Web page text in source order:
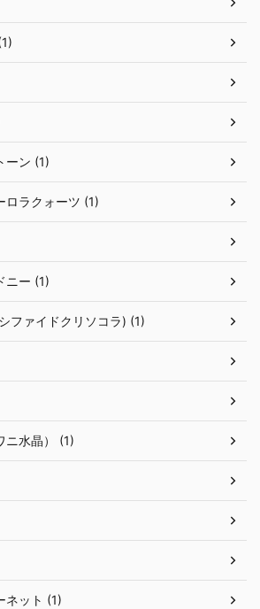
ーン (1)
ロラクォーツ (1)
ニー (1)
ファイドクリソコラ) (1)
ニ水晶） (1)
ネット (1)